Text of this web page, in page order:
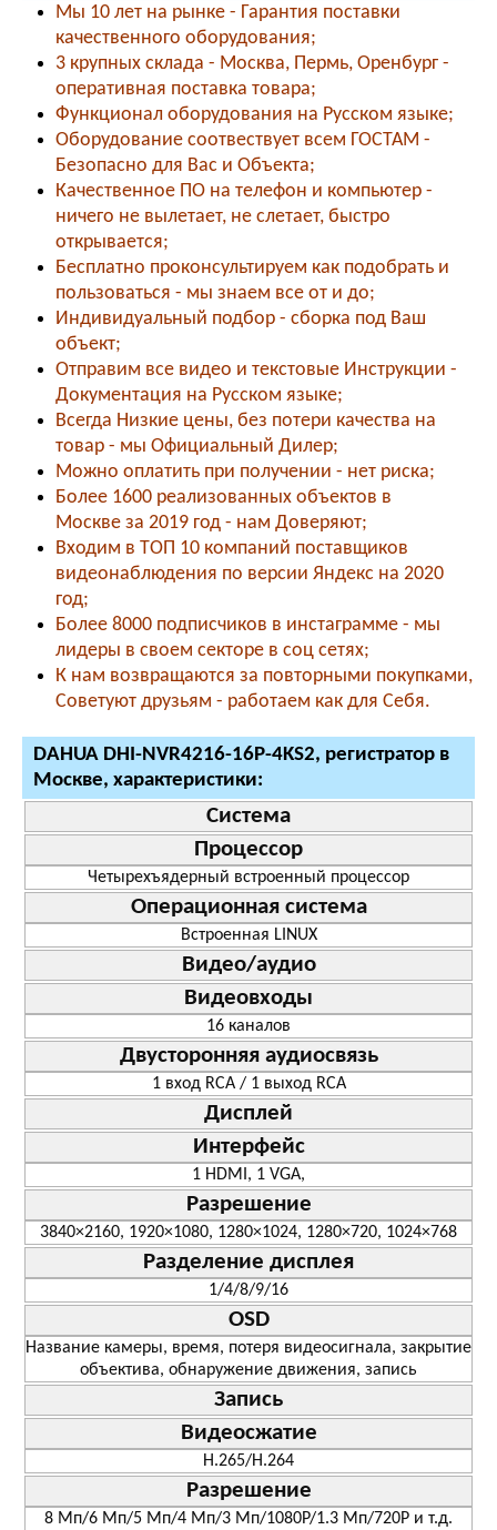
Мы 10 лет на рынке - Гарантия поставки
качественного оборудования;
3 крупных склада - Москва, Пермь, Оренбург -
оперативная поставка товара;
Функционал оборудования на Русском языке;
Оборудование соотвествует всем ГОСТАМ -
Безопасно для Вас и Объекта;
Качественное ПО на телефон и компьютер -
ничего не вылетает, не слетает, быстро
открывается;
Бесплатно проконсультируем как подобрать и
пользоваться - мы знаем все от и до;
Индивидуальный подбор - сборка под Ваш
объект;
Отправим все видео и текстовые Инструкции -
Документация на Русском языке;
Всегда Низкие цены, без потери качества на
товар - мы Официальный Дилер;
Можно оплатить при получении - нет риска;
Более 1600 реализованных объектов в
Москве за 2019 год - нам Доверяют;
Входим в ТОП 10 компаний поставщиков
видеонаблюдения по версии Яндекс на 2020
год;
Более 8000 подписчиков в инстаграмме - мы
лидеры в своем секторе в соц сетях;
К нам возвращаются за повторными покупками,
Советуют друзьям - работаем как для Себя.
DAHUA DHI-NVR4216-16P-4KS2, регистратор в
Москве, характеристики:
Система
Процессор
Четырехъядерный встроенный процессор
Операционная система
Встроенная LINUX
Видео/аудио
Видеовходы
16 каналов
Двусторонняя аудиосвязь
1 вход RCA / 1 выход RCA
Дисплей
Интерфейс
1 HDMI, 1 VGA,
Разрешение
3840×2160, 1920×1080, 1280×1024, 1280×720, 1024×768
Разделение дисплея
1/4/8/9/16
OSD
Название камеры, время, потеря видеосигнала, закрытие
объектива, обнаружение движения, запись
Запись
Видеосжатие
H.265/H.264
Разрешение
8 Мп/6 Мп/5 Mп/4 Mп/3 Mп/1080P/1.3 Мп/720P и т.д.